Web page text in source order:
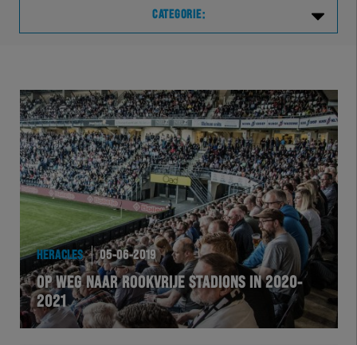
CATEGORIE:
VVVHER
TELHER
HERVOL
HEREXC
EXCHER
VOLHER
HERACLES 05-06-2019
OP WEG NAAR ROOKVRIJE STADIONS IN 2020-
2021